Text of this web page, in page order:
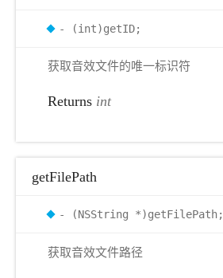
- (int)getID;
获取音效文件的唯一标识符
Returns int
getFilePath
- (NSString *)getFilePath;
获取音效文件路径